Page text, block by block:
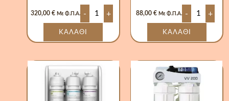
320,00€ Με Φ.Π.Α. - +
ΚΑΛΆΘΙ
88,00€ Με Φ.Π.Α. - +
ΚΑΛΆΘΙ
Mro
2041
Αντίστροφη
Όσμωση
ποσότητα
200
ποσότητα